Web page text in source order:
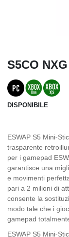
S5CO
DISPONIBILE
ESWAP S5 Mini-
trasparente
per i gamepad
garantisce una
e movimenti
pari a 2 milioni di
consente la
modo tale che i
gamepad
ESWAP S5 Mini-